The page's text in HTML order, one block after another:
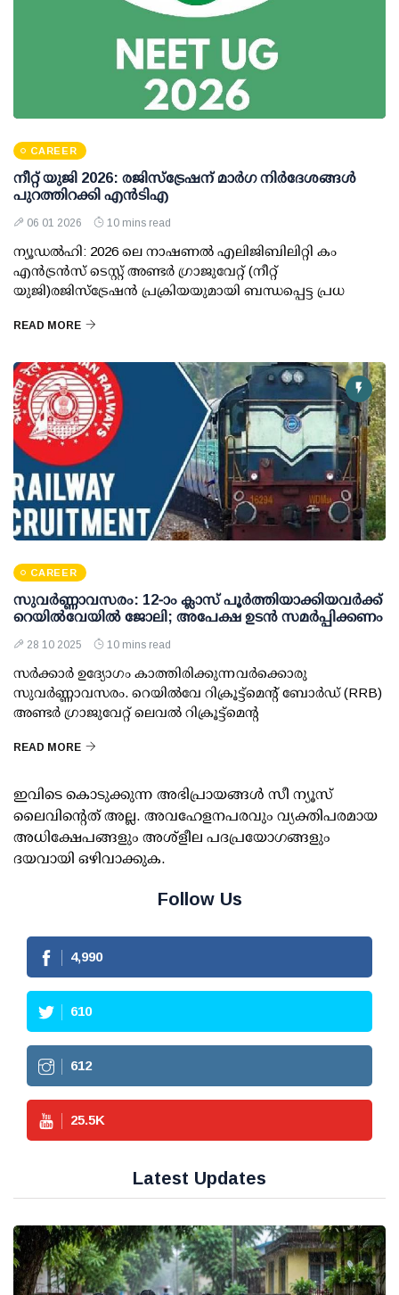
CAREER
നീറ്റ് യുജി 2026: രജിസ്‌ട്രേഷന് മാര്‍ഗ നിര്‍ദേശങ്ങള്‍
പുറത്തിറക്കി എന്‍ടിഎ
06 01 2026 10 mins read
ന്യൂഡല്‍ഹി: 2026 ലെ നാഷണല്‍ എലിജിബിലിറ്റി കം
എന്‍ട്രന്‍സ് ടെസ്റ്റ് അണ്ടര്‍ ഗ്രാജുവേറ്റ് (നീറ്റ്
യുജി)രജിസ്‌ട്രേഷന്‍ പ്രക്രിയയുമായി ബന്ധപ്പെട്ട പ്രധ
READ MORE
CAREER
സുവര്‍ണ്ണാവസരം: 12-ാം ക്ലാസ് പൂര്‍ത്തിയാക്കിയവര്‍ക്ക്
റെയില്‍വേയില്‍ ജോലി; അപേക്ഷ ഉടന്‍ സമര്‍പ്പിക്കണം
28 10 2025 10 mins read
സര്‍ക്കാര്‍ ഉദ്യോഗം കാത്തിരിക്കുന്നവര്‍ക്കൊരു
സുവര്‍ണ്ണാവസരം. റെയില്‍വേ റിക്രൂട്ട്മെന്റ് ബോര്‍ഡ് (RRB)
അണ്ടര്‍ ഗ്രാജുവേറ്റ് ലെവല്‍ റിക്രൂട്ട്മെന്റ
READ MORE
ഇവിടെ കൊടുക്കുന്ന അഭിപ്രായങ്ങള്‍ സീ ന്യൂസ്
ലൈവിന്റെത് അല്ല. അവഹേളനപരവും വ്യക്തിപരമായ
അധിക്ഷേപങ്ങളും അശ്‌ളീല പദപ്രയോഗങ്ങളും
ദയവായി ഒഴിവാക്കുക.
Follow Us
4,990
610
612
25.5K
Latest Updates